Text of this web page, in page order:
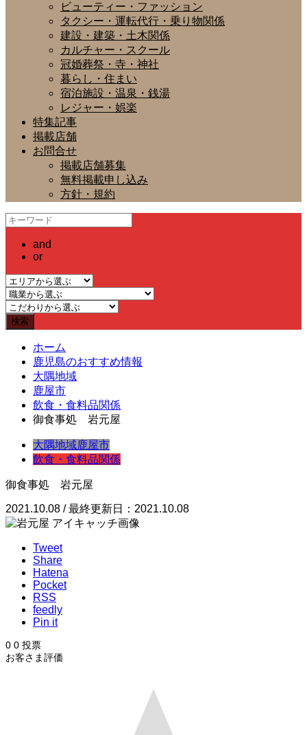
ビューティー・ファッション
タクシー・運転代行・乗り物関係
建設・建築・土木関係
カルチャー・スクール
冠婚葬祭・寺・神社
暮らし・住まい
宿泊施設・温泉・銭湯
レジャー・娯楽
特集記事
掲載店舗
お問合せ
掲載店舗募集
無料掲載申し込み
方針・規約
and
or
ホーム
鹿児島のおすすめ情報
大隅地域
鹿屋市
飲食・食料品関係
御食事処 岩元屋
大隅地域鹿屋市
飲食・食料品関係
御食事処 岩元屋
2021.10.08 / 最終更新日：2021.10.08
Tweet
Share
Hatena
Pocket
RSS
feedly
Pin it
0 0 投票
お客さま評価